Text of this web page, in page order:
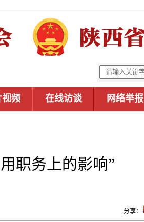
视频 在线访谈 网络举报
职务上的影响”
分享：